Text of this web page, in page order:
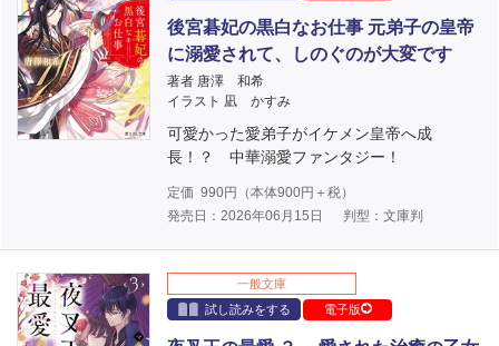
後宮碁妃の黒白なお仕事 元弟子の皇帝
に溺愛されて、しのぐのが大変です
著者 唐澤 和希
イラスト 凪 かすみ
可愛かった愛弟子がイケメン皇帝へ成
長！？ 中華溺愛ファンタジー！
定価 990円（本体900円＋税）
発売日：2026年06月15日
判型：文庫判
一般文庫
試し読みをする
電子版